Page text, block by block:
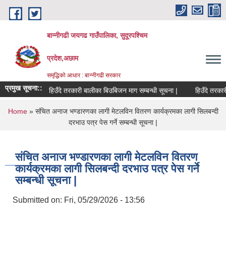
Skip to main content
बान्नीगढी जयगढ गाउँपालिका, सुदूरपश्चिम
प्रदेश,अछाम
समृद्धिको आधार : बान्नीगढी सरकार
प्रमुख सूचना:: हिउँदे तरकारी बालीका बिउबिजन माग सम्बन्धी सूचना | हिउँदे
You are here
Home» संचित अनाज भण्डारणका लागी मेटलविन वितरण कार्यक्रमका लागी सिलबन्दी
दरभाउ पत्र पेस गर्ने सम्बन्धी सूचना |
संचित अनाज भण्डारणका लागी मेटलविन वितरण
कार्यक्रमका लागी सिलबन्दी दरभाउ पत्र पेस गर्ने
सम्बन्धी सूचना |
Submitted on: Fri, 05/29/2026 - 13:56